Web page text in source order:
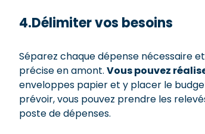
4.Délimiter vos besoins
Séparez chaque dépense nécessaire
précise en amont. Vous pouvez
enveloppes papier et y placer le
prévoir, vous pouvez prendre les
poste de dépenses.